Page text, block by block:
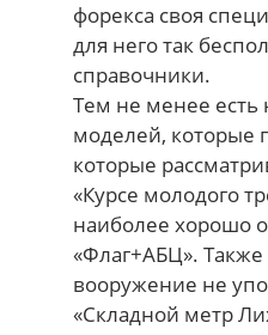
форекса своя
для него так
справочники.
Тем не менее есть
моделей, которые
которые
«Курсе молодого
наиболее хорошо
«Флаг+АБЦ». Также
вооружение не
«Складной метр